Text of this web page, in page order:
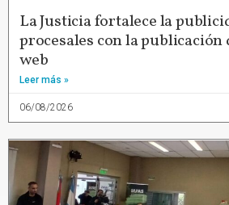
La Justicia fortalece la
procesales con la publicación
web
Leer más »
06/08/2026